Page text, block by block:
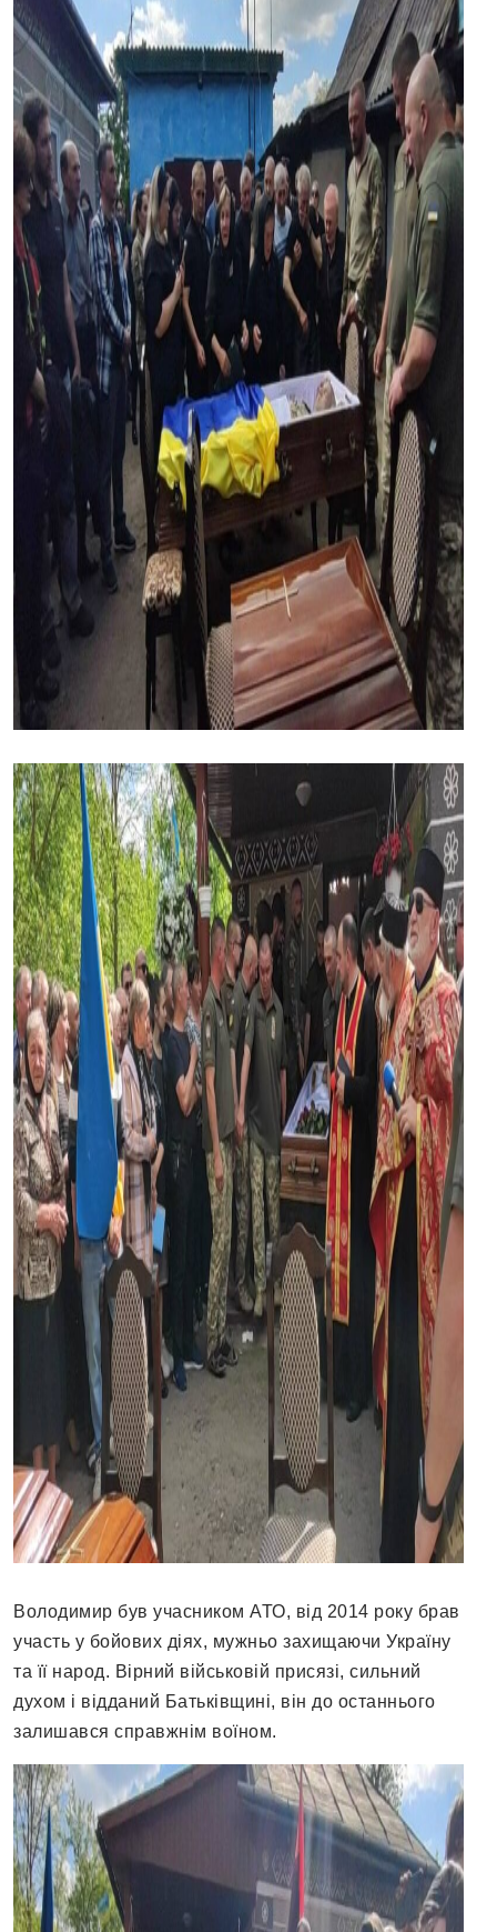
Володимир був учасником АТО, від 2014 року брав
участь у бойових діях, мужньо захищаючи Україну
та її народ. Вірний військовій присязі, сильний
духом і відданий Батьківщині, він до останнього
залишався справжнім воїном.